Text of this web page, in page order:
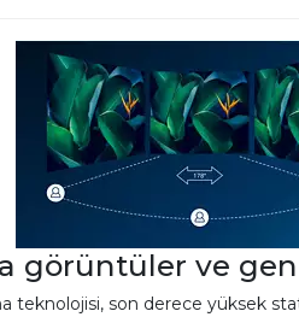
görüntüler ve
teknolojisi, son derece yüksek